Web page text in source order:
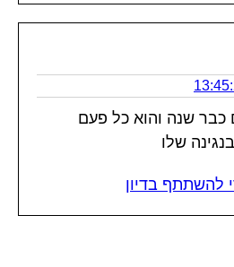
כבר שנה והוא כל פעם
שלו
להשתתף בדיון